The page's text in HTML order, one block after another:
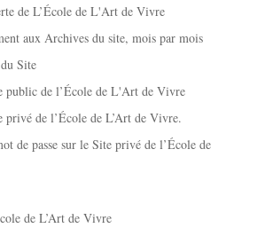
de L’École de L'Art de Vivre
aux Archives du site, mois par mois
Site
public de l’École de L'Art de Vivre
de l’École de L’Art de Vivre.
de passe sur le Site privé de l’École de
de L’Art de Vivre